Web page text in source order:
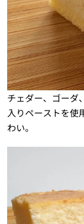
チェダー、ゴーダ
入りペーストを使
わい。